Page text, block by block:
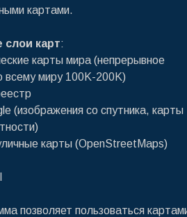
картами.
слои карт:
карты мира (непрерывное
всему миру 100K-200K)
(изображения со спутника, карты
карты (OpenStreetMaps)
позволяет пользоваться